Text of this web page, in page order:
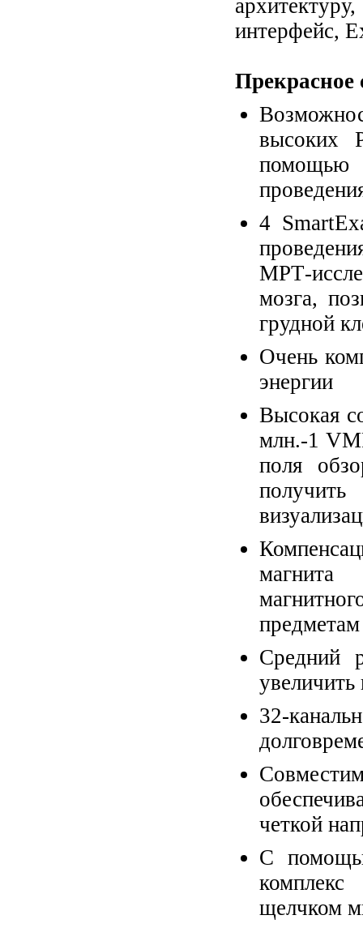
интерфейс,
Прекрасное
высоких
помощью
4
МРТ-
мозга,
грудной
Очень
энергии
Высокая
млн.-1
поля
магнита
предметам
Средний
увеличить
32-
четкой
С
щелчком